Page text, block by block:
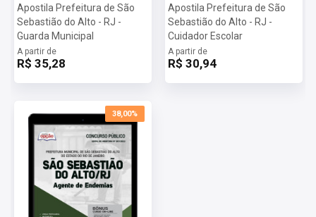
Apostila Prefeitura de São
Sebastião do Alto - RJ -
Guarda Municipal
A partir de
R$ 35,28
Apostila Prefeitura de São
Sebastião do Alto - RJ -
Cuidador Escolar
A partir de
R$ 30,94
38,00%